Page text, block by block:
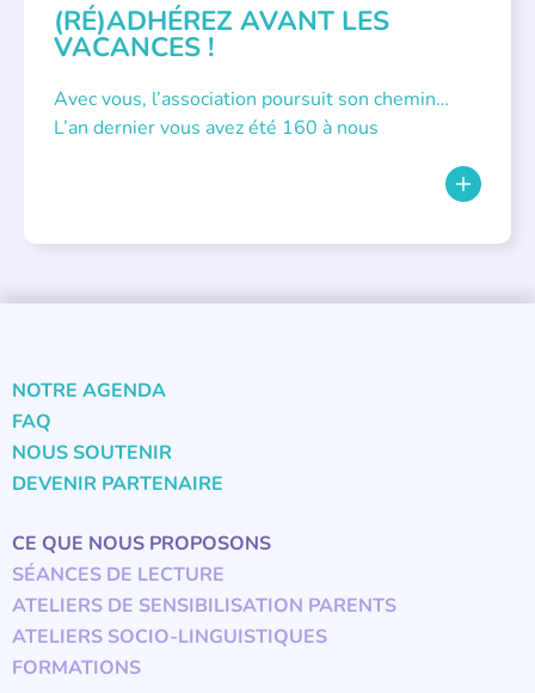
(RÉ)ADHÉREZ AVANT LES
VACANCES !
Avec vous, l’association poursuit son chemin…
L’an dernier vous avez été 160 à nous
NOTRE AGENDA
FAQ
NOUS SOUTENIR
DEVENIR PARTENAIRE
CE QUE NOUS PROPOSONS
SÉANCES DE LECTURE
ATELIERS DE SENSIBILISATION PARENTS
ATELIERS SOCIO-LINGUISTIQUES
FORMATIONS